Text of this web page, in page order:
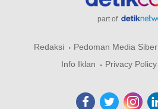
part of
Redaksi Pedoman Media Siber
Info Iklan
Privacy Policy